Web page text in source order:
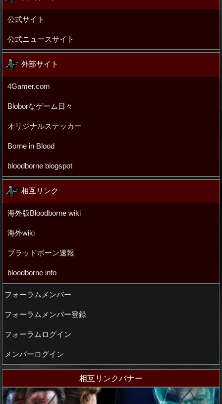
公式サイト
公式ニュースサイト
外部サイト
4Gamer.com
Bloborなゲーム日々
オリジナルステッカー
Borne in Blood
bloodborne blogspot
相互リンク
海外版Bloodborne wiki
海外wiki
ブラッドボーン速報
bloodborne info
フォーラムメンバー
フォーラムメンバー登録
フォーラムログイン
メンバーログイン
相互リンクバナー